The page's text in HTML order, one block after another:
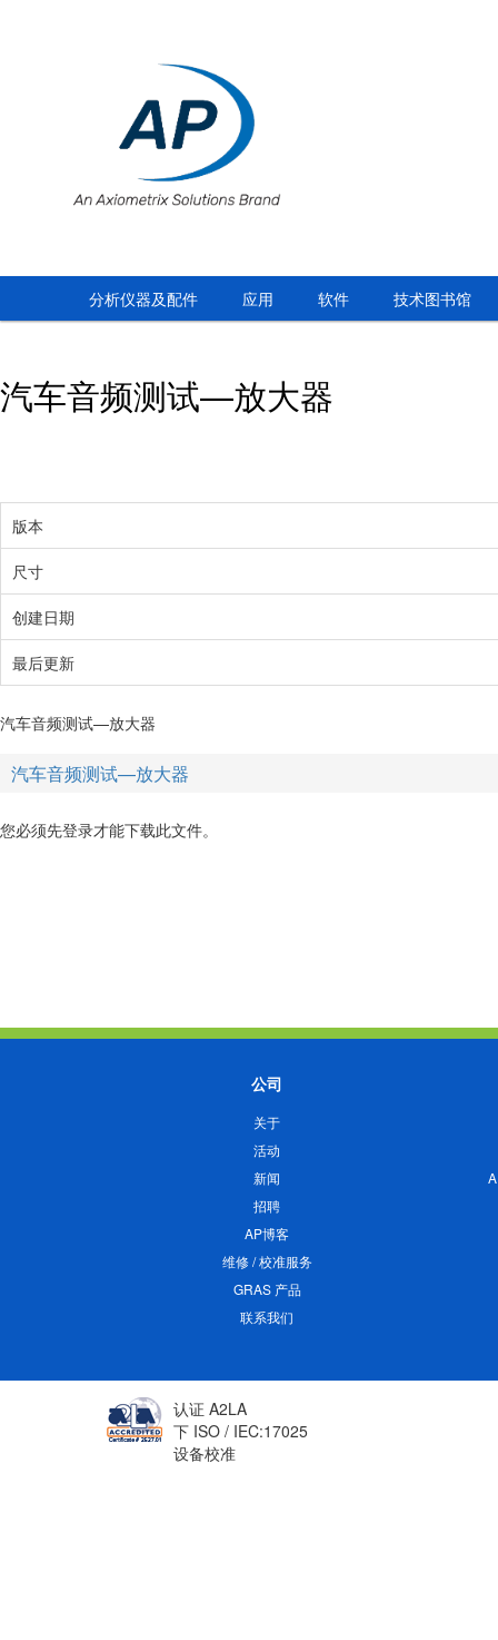
分析仪器及配件 应用 软件 技术图书馆
汽车音频测试—放大器
版本
尺寸
创建日期
最后更新
汽车音频测试—放大器
汽车音频测试—放大器
您必须先登录才能下载此文件。
公司
关于
活动
新闻
招聘
AP博客
维修 / 校准服务
GRAS 产品
联系我们
认证 A2LA
下 ISO / IEC:17025
设备校准